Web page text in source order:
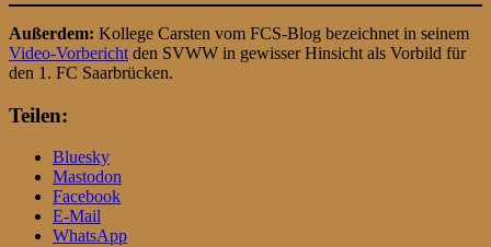
Außerdem: Kollege Carsten vom FCS-Blog bezeichnet in seinem
Video-Vorbericht den SVWW in gewisser Hinsicht als Vorbild für
den 1. FC Saarbrücken.
Teilen:
Bluesky
Mastodon
Facebook
E-Mail
WhatsApp